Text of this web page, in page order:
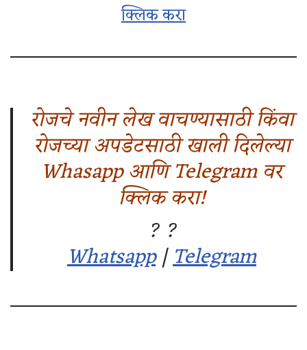
क्लिक करा
रोजचे नवीन लेख वाचण्यासाठी किंवा
रोजच्या अपडेटसाठी खाली दिलेल्या
Whasapp आणि Telegram वर
क्लिक करा!
? ?
Whatsapp|Telegram